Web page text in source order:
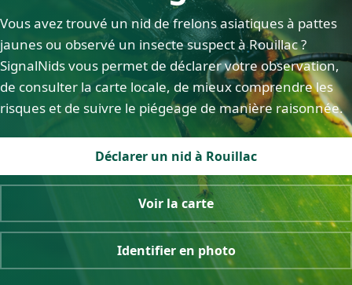
Vous avez trouvé un nid de frelons asiatiques à pattes
jaunes ou observé un insecte suspect à Rouillac ?
SignalNids vous permet de déclarer votre observation,
de consulter la carte locale, de mieux comprendre les
risques et de suivre le piégeage de manière raisonnée.
Déclarer un nid à Rouillac
Voir la carte
Identifier en photo